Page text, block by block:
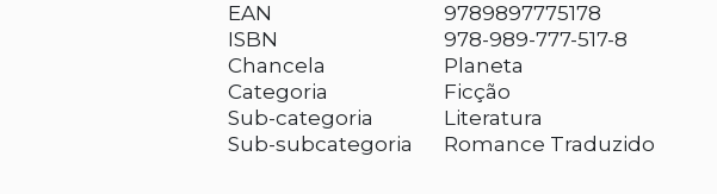
EAN
9789897775178
ISBN
978-989-777-517-8
Chancela
Planeta
Categoria
Ficção
Sub-categoria
Literatura
Sub-subcategoria
Romance Traduzido